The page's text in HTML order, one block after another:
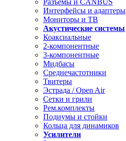
Разъемы и CANBUS
Интерфейсы и адаптеры
Мониторы и ТВ
Акустические системы
Коаксиальные
2-компонентные
3-компонентные
Мидбасы
Среднечастотники
Твитеры
Эстрада / Open Air
Сетки и грили
Рем.комплекты
Подиумы и стойки
Кольца для динамиков
Усилители